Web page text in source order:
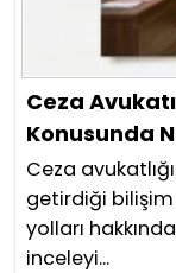
Ceza
Konusunda
Ceza
getirdiği bilişim
yolları
inceleyi...